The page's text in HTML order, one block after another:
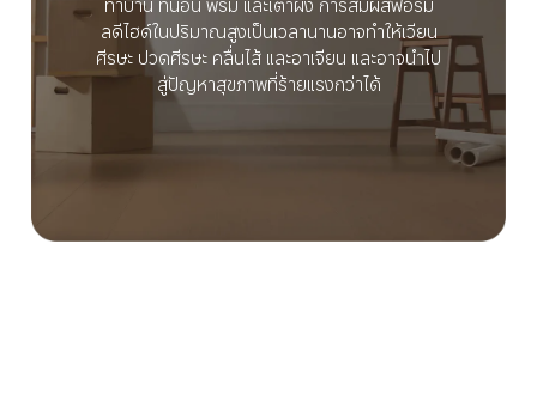
ลดีไฮด์ในปริมาณสูงเป็นเวลานานอาจทำให้เวียน
ศีรษะ ปวดศีรษะ คลื่นไส้ และอาเจียน และอาจนำไป
สู่ปัญหาสุขภาพที่ร้ายแรงกว่าได้